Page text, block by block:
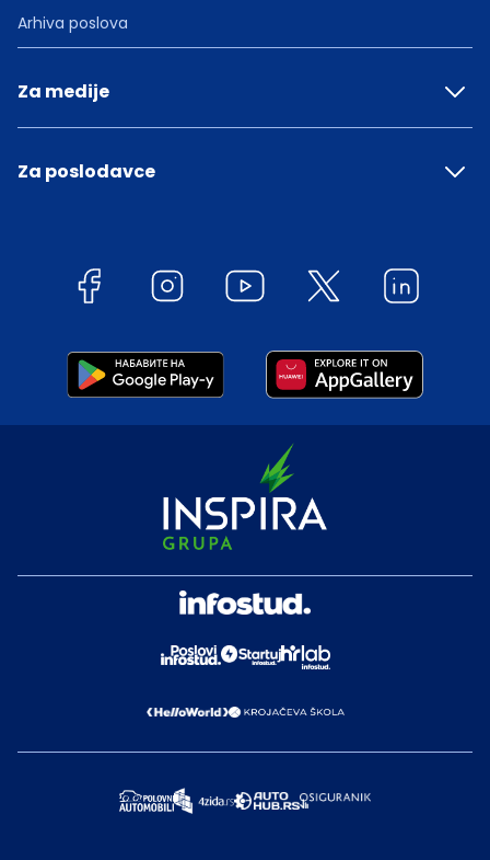
Arhiva poslova
Za medije
Za poslodavce